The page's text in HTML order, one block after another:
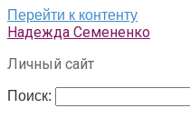
Перейти к контенту
Надежда Семененко
Личный сайт
Поиск: